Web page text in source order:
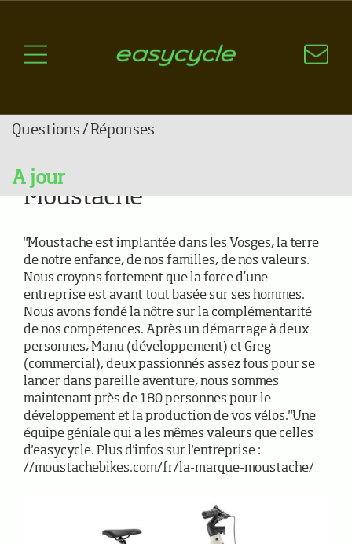
Aspects techniques
Questions / Réponses
A jour
Filtres
Moustache
"Moustache est implantée dans les Vosges, la terre
de notre enfance, de nos familles, de nos valeurs.
Nous croyons fortement que la force d’une
entreprise est avant tout basée sur ses hommes.
Nous avons fondé la nôtre sur la complémentarité
de nos compétences. Après un démarrage à deux
personnes, Manu (développement) et Greg
(commercial), deux passionnés assez fous pour se
lancer dans pareille aventure, nous sommes
maintenant près de 180 personnes pour le
développement et la production de vos vélos."Une
équipe géniale qui a les mêmes valeurs que celles
d'easycycle. Plus d'infos sur l'entreprise :
//moustachebikes.com/fr/la-marque-moustache/